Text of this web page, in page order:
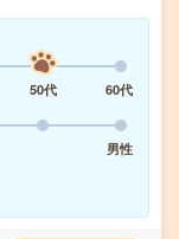
50代
60代
男性